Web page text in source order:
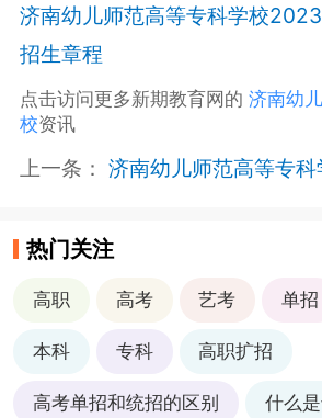
济南幼儿师范高等专科学校
招生章程
点击访问更多新期教育网的 济南幼
校资讯
上一条： 济南幼儿师范高等专科学校2024
热门关注
高职 高考 艺考 单招
本科 专科 高职扩招
高考单招和统招的区别 什么